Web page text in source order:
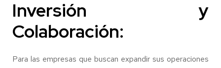
Inversión y
Colaboración:
Para las empresas que buscan expandir sus operaciones